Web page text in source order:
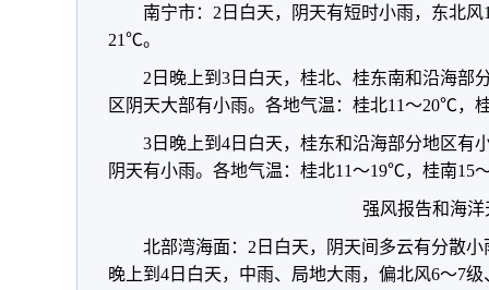
南宁市：2日白天，阴天有短时小雨，东北
21℃。
2日晚上到3日白天，桂北、桂东南和沿海部
区阴天大部有小雨。各地气温：桂北11～20℃，
3日晚上到4日白天，桂东和沿海部分地区有
阴天有小雨。各地气温：桂北11～19℃，桂南15
强风报告和海洋
北部湾海面：2日白天，阴天间多云有分散
晚上到4日白天，中雨、局地大雨，偏北风6～7